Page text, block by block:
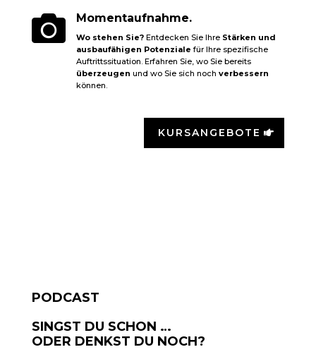
 Momentaufnahme.
Wo stehen Sie?Entdecken Sie Ihre Stärken und
ausbaufähigen Potenziale für Ihre spezifische
Auftrittssituation. Erfahren Sie, wo Sie bereits
überzeugen und wo Sie sich noch verbessern
können.
KURSANGEBOTE
PODCAST
SINGST DU SCHON …
ODER DENKST DU NOCH?